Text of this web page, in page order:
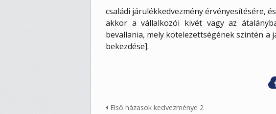
családi járulékkedvezmény érvényesítésére,
akkor a vállalkozói kivét vagy az
bevallania, mely kötelezettségének szintén a
bekezdése].
Első házasok kedvezménye 2